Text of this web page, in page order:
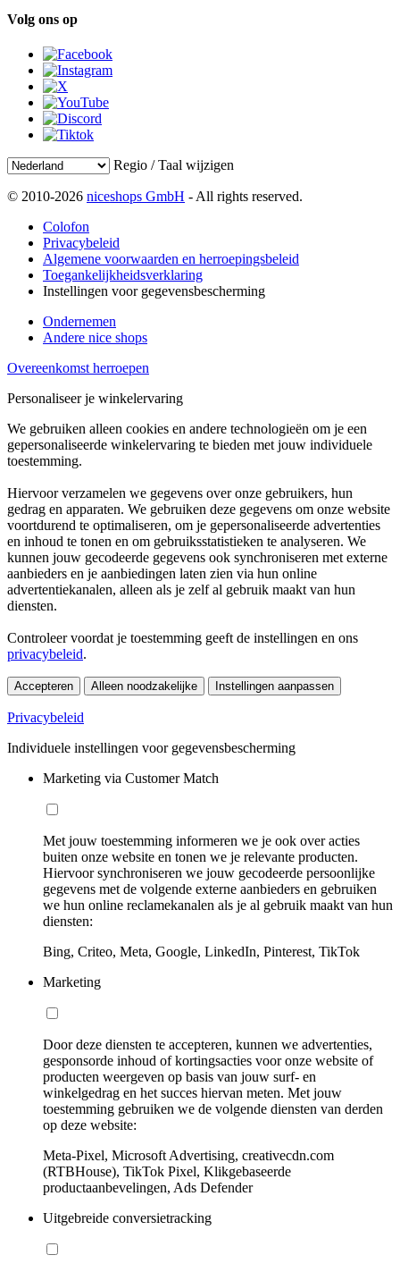
Volg ons op
Regio / Taal wijzigen
© 2010-2026 niceshops GmbH - All rights reserved.
Colofon
Privacybeleid
Algemene voorwaarden en herroepingsbeleid
Toegankelijkheidsverklaring
Instellingen voor gegevensbescherming
Ondernemen
Andere nice shops
Overeenkomst herroepen
Personaliseer je winkelervaring
We gebruiken alleen cookies en andere technologieën om je een
gepersonaliseerde winkelervaring te bieden met jouw individuele
toestemming.
Hiervoor verzamelen we gegevens over onze gebruikers, hun
gedrag en apparaten. We gebruiken deze gegevens om onze website
voortdurend te optimaliseren, om je gepersonaliseerde advertenties
en inhoud te tonen en om gebruiksstatistieken te analyseren. We
kunnen jouw gecodeerde gegevens ook synchroniseren met externe
aanbieders en je aanbiedingen laten zien via hun online
advertentiekanalen, alleen als je zelf al gebruik maakt van hun
diensten.
Controleer voordat je toestemming geeft de instellingen en ons
privacybeleid.
Accepteren Alleen noodzakelijke Instellingen aanpassen
Privacybeleid
Individuele instellingen voor gegevensbescherming
Marketing via Customer Match
Met jouw toestemming informeren we je ook over acties
buiten onze website en tonen we je relevante producten.
Hiervoor synchroniseren we jouw gecodeerde persoonlijke
gegevens met de volgende externe aanbieders en gebruiken
we hun online reclamekanalen als je al gebruik maakt van hun
diensten:
Bing, Criteo, Meta, Google, LinkedIn, Pinterest, TikTok
Marketing
Door deze diensten te accepteren, kunnen we advertenties,
gesponsorde inhoud of kortingsacties voor onze website of
producten weergeven op basis van jouw surf- en
winkelgedrag en het succes hiervan meten. Met jouw
toestemming gebruiken we de volgende diensten van derden
op deze website:
Meta-Pixel, Microsoft Advertising, creativecdn.com
(RTBHouse), TikTok Pixel, Klikgebaseerde
productaanbevelingen, Ads Defender
Uitgebreide conversietracking